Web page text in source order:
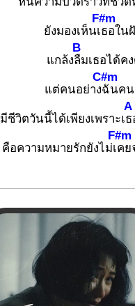
ยังมองเห็นเ
F#m
ธอใน
แกล้ง
B
ลืมเธอได้ค
แต่คนอย่าง
C#m
ฉันค
มีชีวิตวันนี้ได้เพียงเพราะเ
A
ธ
คือความหมายรักยังไม่เ
F#m
คย